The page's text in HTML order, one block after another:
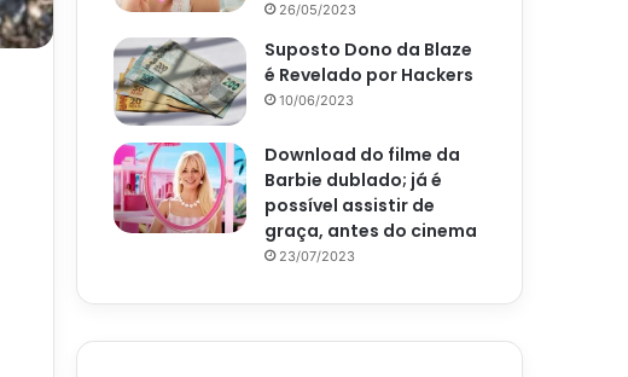
26/05/2023
Suposto Dono da Blaze
é Revelado por Hackers
10/06/2023
Download do filme da
Barbie dublado; já é
possível assistir de
graça, antes do cinema
23/07/2023